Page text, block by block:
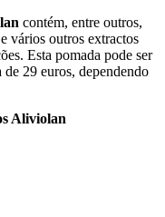
contém, entre outros,
e vários outros extractos
Esta pomada pode ser
29 euros, dependendo
Aliviolan